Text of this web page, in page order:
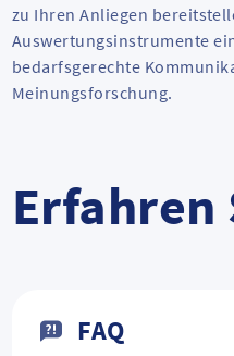
zu Ihren Anliegen
Auswertungsinstrumente
bedarfsgerechte
Meinungsforschung.
Erfahren
FAQ